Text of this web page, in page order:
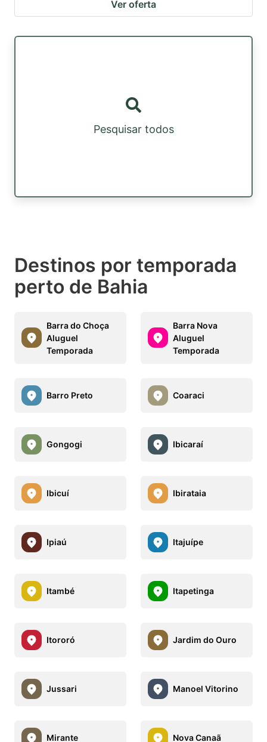
Ver oferta
Pesquisar todos
Destinos por temporada
perto de Bahia
Barra do Choça
Aluguel
Temporada
Barra Nova
Aluguel
Temporada
Barro Preto Coaraci
Gongogi Ibicaraí
Ibicuí Ibirataia
Ipiaú Itajuípe
Itambé Itapetinga
Itororó Jardim do Ouro
Jussari Manoel Vitorino
Mirante Nova Canaã